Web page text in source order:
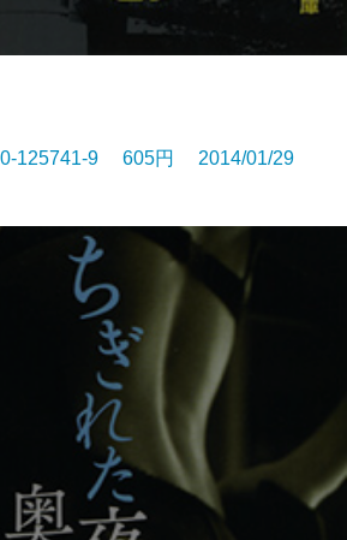
125741-9 605円 2014/01/29